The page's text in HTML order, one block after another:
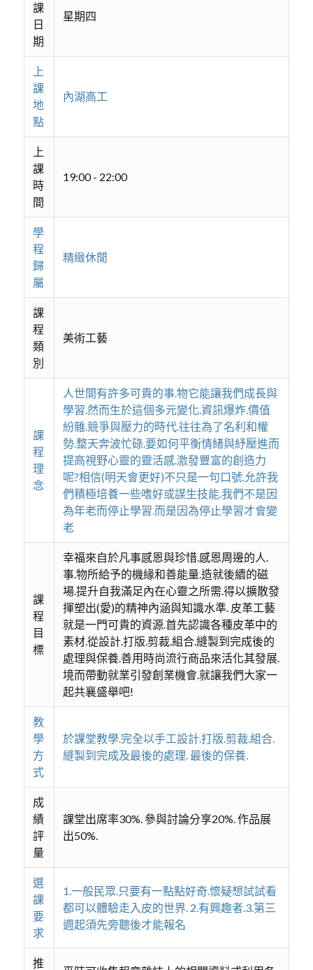
課
日
期
星期四
上
課
地
點
內湖高工
上
課
時
間
19:00 - 22:00
學
程
歸
屬
精緻休閒
課
程
類
別
美術工藝
課
程
理
念
人世間有許多可貴的事.物它能讓我們成長與
學習.然而生於這個多元變化.資訊爆炸.價值
紛雜.競爭與壓力的時代.往往為了名利和權
勢.整天奔波忙碌.要如何平衡情緒與紓壓進而
提高視野心靈的靈活感.激發豐富的創造力
呢?相信(明天會更好)不只是一句口號.允許我
們積極培養一些嗜好或謀生技能.我們不是因
為年老而停止學習.而是因為停止學習才會變
老
課
程
目
標
幸福來自於凡事感恩與珍惜.感恩周邊的人.
事.物所給予的機緣和善能量.造就後續的磁
場.提升自我滿足內在心靈之所需.得以擴散發
揮塑出(愛)的精神內涵與知識水準. 皮革工藝
就是一門可貴的資源.首先認識各種皮革中的
素材.從設計.打版.剪裁.組合.縫製到完成後的
處理與保養.善用時尚流行商品來活化其發展.
境而帶動就業引發創業機會.就讓我們大家一
起共襄盛舉吧!
教
學
方
式
於課堂教學.完全以手工設計.打版.剪裁.組合.
縫製到完成及最後的處理. 最後的保養.
成
績
評
量
課堂出席率30%. 參與討論分享20%. 作品展
出50%.
選
課
要
求
1.一般民眾.只要有一點點好奇.懷疑想試試看
都可以體驗走入皮的世界. 2.有興趣者.3.第三
週起須先旁聽後才能報名
推